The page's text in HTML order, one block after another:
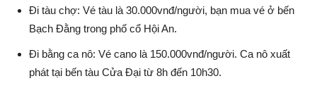
Đi tàu chợ: Vé tàu là 30.000vnđ/người, bạn mua vé ở bến
Bạch Đằng trong phố cổ Hội An.
Đi bằng ca nô: Vé cano là 150.000vnđ/người. Ca nô xuất
phát tại bến tàu Cửa Đại từ 8h đến 10h30.